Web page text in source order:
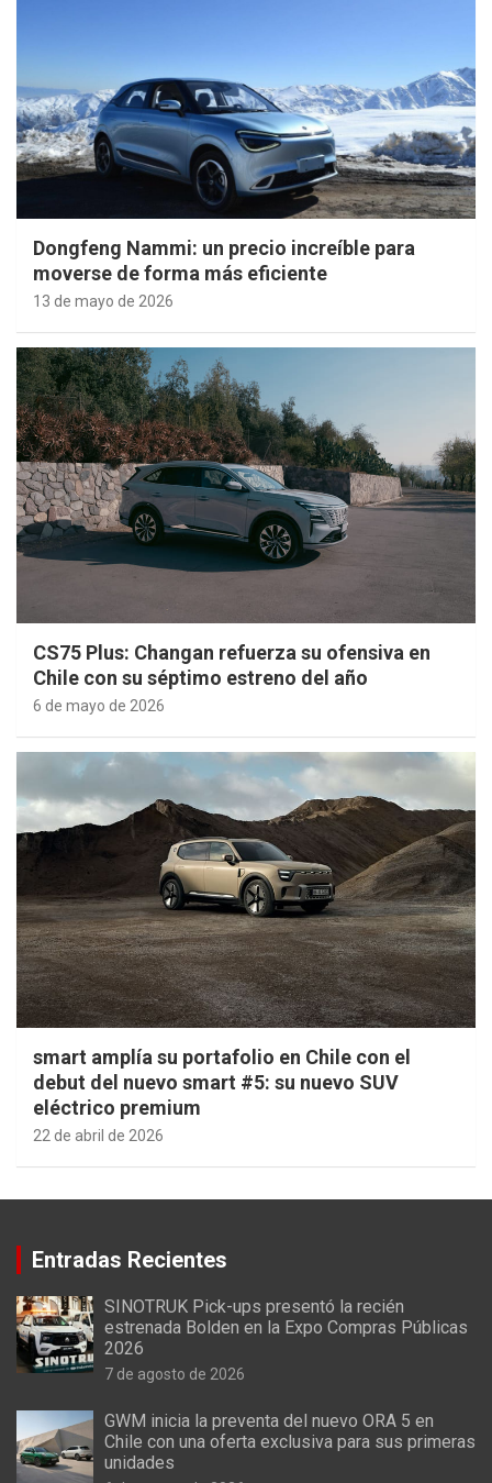
Dongfeng Nammi: un precio increíble para
moverse de forma más eficiente
13 de mayo de 2026
CS75 Plus: Changan refuerza su ofensiva en
Chile con su séptimo estreno del año
6 de mayo de 2026
smart amplía su portafolio en Chile con el
debut del nuevo smart #5: su nuevo SUV
eléctrico premium
22 de abril de 2026
Entradas Recientes
SINOTRUK Pick-ups presentó la recién
estrenada Bolden en la Expo Compras Públicas
2026
7 de agosto de 2026
GWM inicia la preventa del nuevo ORA 5 en
Chile con una oferta exclusiva para sus primeras
unidades